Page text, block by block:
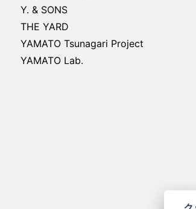
1. 当社または
4. 犯罪行為、
6. 会員ＩＤ、
7. その他当社
2. 当社は、個
3. 当社及びや
Y. & SONS
THE YARD
YAMATO Tsunagari Project
YAMATO Lab.